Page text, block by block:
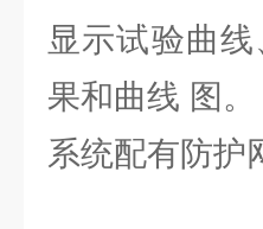
显示试验曲
果和曲线 图。
系统配有防护